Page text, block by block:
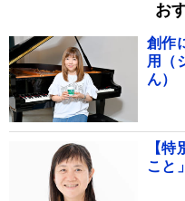
お
創作
用（
ん）
【
こと